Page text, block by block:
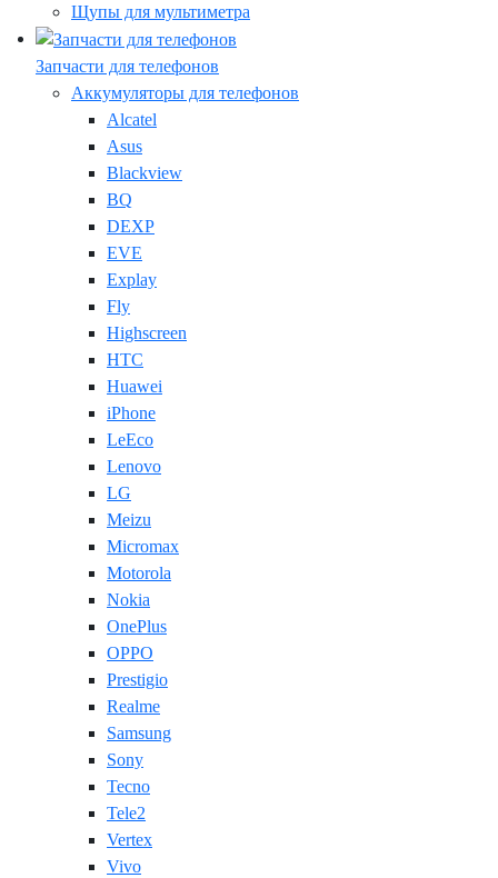
Щупы для мультиметра
Запчасти для телефонов
Аккумуляторы для телефонов
Alcatel
Asus
Blackview
BQ
DEXP
EVE
Explay
Fly
Highscreen
HTC
Huawei
iPhone
LeEco
Lenovo
LG
Meizu
Micromax
Motorola
Nokia
OnePlus
OPPO
Prestigio
Realme
Samsung
Sony
Tecno
Tele2
Vertex
Vivo